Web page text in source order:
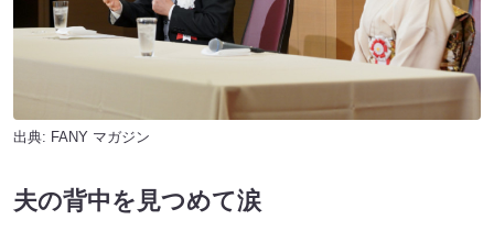
出典: FANY マガジン
夫の背中を見つめて涙